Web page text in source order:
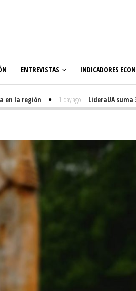
ENTREVISTAS INDICADORES
la región 1 day ago - LideraUA suma